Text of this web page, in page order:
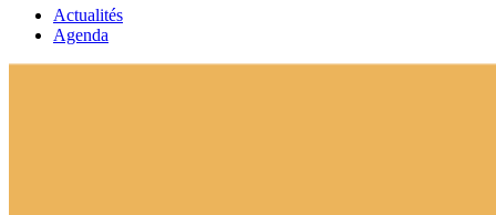
Actualités
Agenda